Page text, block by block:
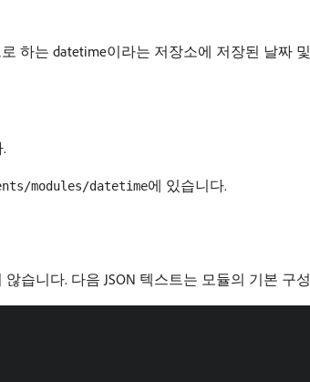
하는 datetime이라는 저장소에 저장된 날짜
modules/datetime에 있습니다.
습니다. 다음 JSON 텍스트는 모듈의 기본 구